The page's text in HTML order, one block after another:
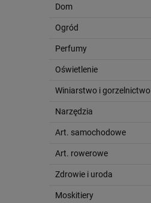
Dom
Ogród
Perfumy
Oświetlenie
Winiarstwo i gorzelnictwo
Narzędzia
Art. samochodowe
Art. rowerowe
Zdrowie i uroda
Moskitiery